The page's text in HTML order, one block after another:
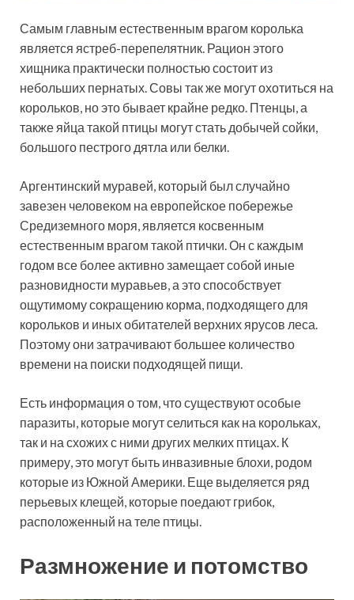
Самым главным естественным врагом королька
является ястреб-перепелятник. Рацион этого
хищника практически полностью состоит из
небольших пернатых. Совы так же могут охотиться на
корольков, но это бывает крайне редко. Птенцы, а
также яйца такой птицы могут стать добычей сойки,
большого пестрого дятла или белки.
Аргентинский муравей, который был случайно
завезен человеком на европейское побережье
Средиземного моря, является косвенным
естественным врагом такой птички. Он с каждым
годом все более активно замещает собой иные
разновидности муравьев, а это способствует
ощутимому сокращению корма, подходящего для
корольков и иных обитателей верхних ярусов леса.
Поэтому они затрачивают большее количество
времени на поиски подходящей пищи.
Есть информация о том, что существуют особые
паразиты, которые могут селиться как на корольках,
так и на схожих с ними других мелких птицах. К
примеру, это могут быть инвазивные блохи, родом
которые из Южной Америки. Еще выделяется ряд
перьевых клещей, которые поедают грибок,
расположенный на теле птицы.
Размножение и потомство